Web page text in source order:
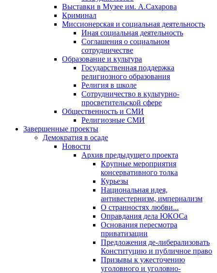
Выставки в Музее им. А.Сахарова
Криминал
Миссионерская и социальная деятельность
Иная социальная деятельность
Соглашения о социальном
сотрудничестве
Образование и культура
Государственная поддержка
религиозного образования
Религия в школе
Сотрудничество в культурно-
просветительской сфере
Общественность и СМИ
Религиозные СМИ
Завершенные проекты
Демократия в осаде
Новости
Архив предыдущего проекта
Крупные мероприятия
консервативного толка
Курьезы
Национальная идея,
антивестернизм, империализм
О странностях любви...
Оправдания дела ЮКОСа
Основания пересмотра
приватизации
Предложения де-либерализовать
Конституцию и публичное право
Призывы к ужесточению
уголовного и уголовно-